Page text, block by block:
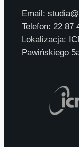
Email:
Telefon: 22 87
Lokalizacja:
Pawińskiego